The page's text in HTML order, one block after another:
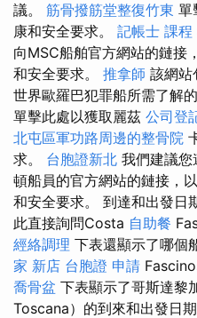
議。 筋骨撥筋堂整復竹東 單
康和安全要求。 記帳士 課程
向MSC船舶官方網站的鏈接
和安全要求。 推拿師 該網站
世界歐羅巴犯罪船所需了解
單擊此處以獲取麗茲 公司登
北屯區軍功路周邊的整骨院
求。 台胞證新北 我們建議您
頓船員的官方網站的鏈接，
和安全要求。 到達和出發日
此直接詢問Costa 自助餐
經絡調理 下表還顯示了哪個
家 新店 台胞證 申請
喬骨盆 下表顯示了哥斯達黎
Toscana）的到來和出發日